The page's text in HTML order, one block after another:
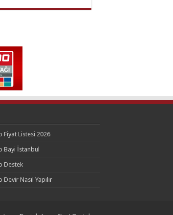
Fiyat Listesi 2026
Bayi İstanbul
Destek
Devir Nasıl Yapılır